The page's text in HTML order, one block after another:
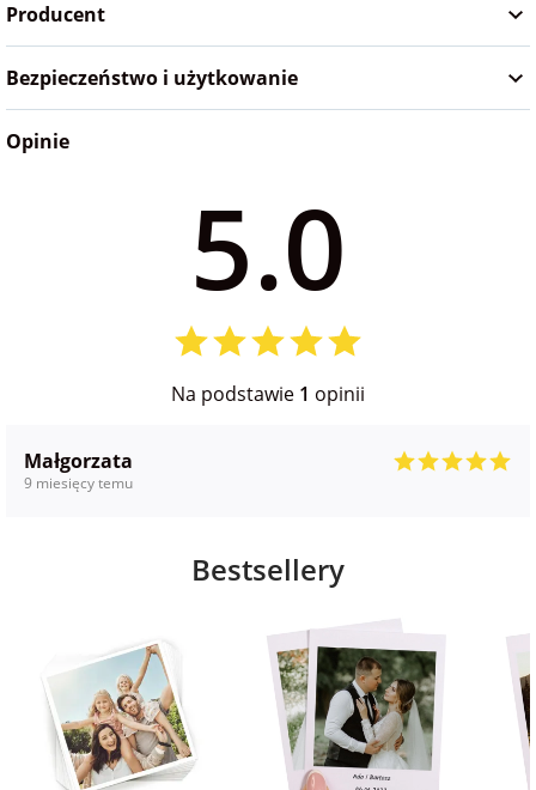
Producent
Bezpieczeństwo i użytkowanie
Opinie
5.0
Na podstawie 1 opinii
Małgorzata
9 miesięcy temu
Bestsellery